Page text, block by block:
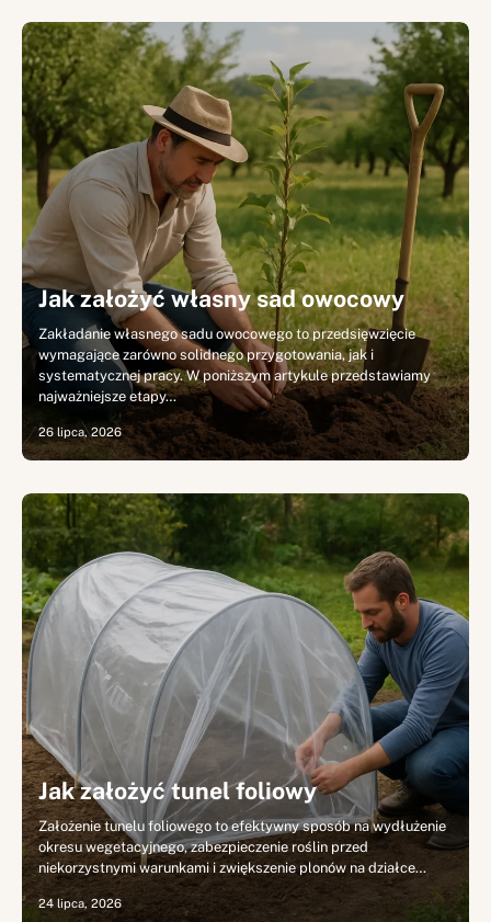
Jak założyć własny sad owocowy
Zakładanie własnego sadu owocowego to przedsięwzięcie
wymagające zarówno solidnego przygotowania, jak i
systematycznej pracy. W poniższym artykule przedstawiamy
najważniejsze etapy…
26 lipca, 2026
Jak założyć tunel foliowy
Założenie tunelu foliowego to efektywny sposób na wydłużenie
okresu wegetacyjnego, zabezpieczenie roślin przed
niekorzystnymi warunkami i zwiększenie plonów na działce…
24 lipca, 2026